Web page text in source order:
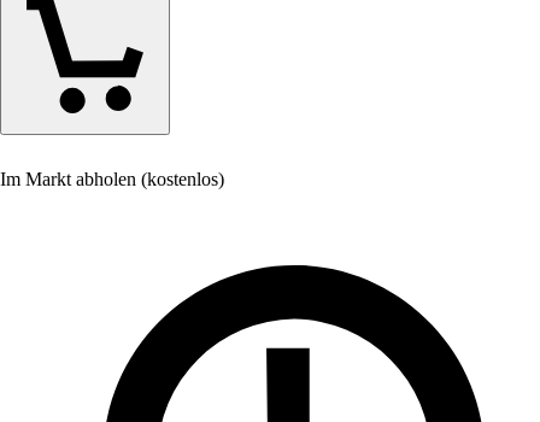
Im Markt abholen (kostenlos)